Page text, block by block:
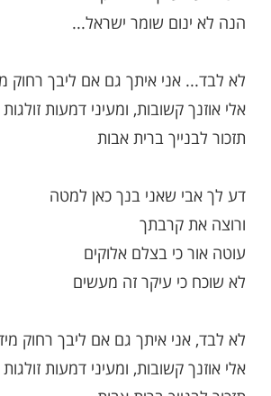
והלך מעשים
כך אוהב
עליך הוא מגן
שומר ישראל...
איתך גם אם ליבך רחוק מידי
קשובות, ומעיני דמעות זולגות